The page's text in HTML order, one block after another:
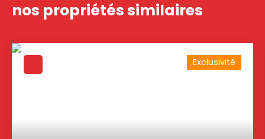
nos propriétés similaires
Exclusivité